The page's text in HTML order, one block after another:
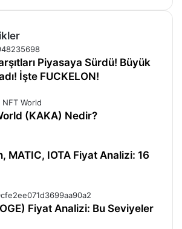
Piyasaya Sürdü! Büyük
İşte FUCKELON!
(KAKA) Nedir?
MATIC, IOTA Fiyat Analizi: 16
Fiyat Analizi: Bu Seviyeler